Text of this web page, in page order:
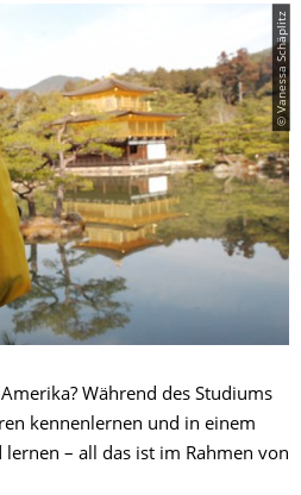
© Vanessa Schäplitz
Während des Studiums
kennenlernen und in einem
– all das ist im Rahmen von